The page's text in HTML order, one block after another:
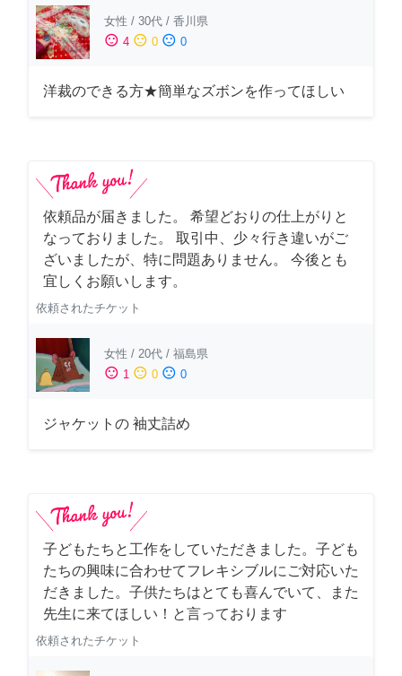
女性 / 30代 / 香川県
sentiment_satisfied 4 sentiment_neutral 0 sentiment_dissatisfied 0
洋裁のできる方★簡単なズボンを作ってほしい
依頼品が届きました。 希望どおりの仕上がりと
なっておりました。 取引中、少々行き違いがご
ざいましたが、特に問題ありません。 今後とも
宜しくお願いします。
依頼されたチケット
女性 / 20代 / 福島県
sentiment_satisfied 1 sentiment_neutral 0 sentiment_dissatisfied 0
ジャケットの 袖丈詰め
子どもたちと工作をしていただきました。子ども
たちの興味に合わせてフレキシブルにご対応いた
だきました。子供たちはとても喜んでいて、また
先生に来てほしい！と言っております
依頼されたチケット